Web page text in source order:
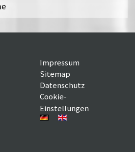
Impressum
Sitemap
Datenschutz
Cookie-
Einstellungen